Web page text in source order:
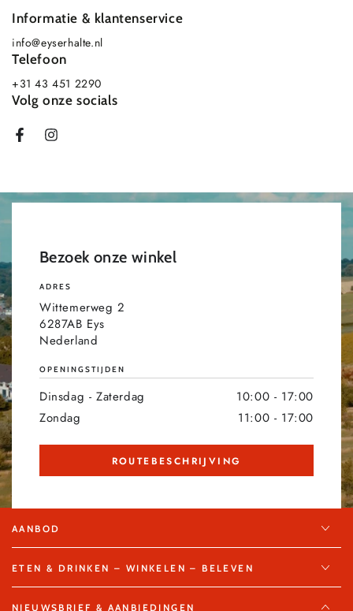
Informatie & klantenservice
info@eyserhalte.nl
Telefoon
+31 43 451 2290
Volg onze socials
FacebookInstagram
Bezoek onze winkel
ADRES
Wittemerweg 2
6287AB Eys
Nederland
OPENINGSTIJDEN
Dinsdag - Zaterdag
10:00 - 17:00
Zondag
11:00 - 17:00
ROUTEBESCHRIJVING
AANBOD
ETEN & DRINKEN – WINKELEN – BELEVEN
NIEUWSBRIEF & AANBIEDINGEN